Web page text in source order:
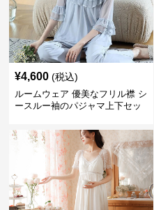
¥4,600 (税込)
ルームウェア 優美なフリル襟 シ
ースルー袖のパジャマ上下セッ